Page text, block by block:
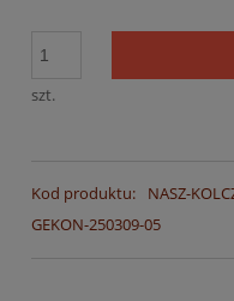
szt.
Kod produktu:
NASZ-
GEKON-250309-05